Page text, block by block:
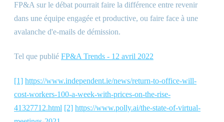
FP&A sur le débat pourrait faire la différence entre revenir
dans une équipe engagée et productive, ou faire face à une
avalanche d'e-mails de démission.
Tel que publié FP&A Trends - 12 avril 2022
[1] https://www.independent.ie/news/return-to-office-will-
cost-workers-100-a-week-with-prices-on-the-rise-
41327712.html [2] https://www.polly.ai/the-state-of-virtual-